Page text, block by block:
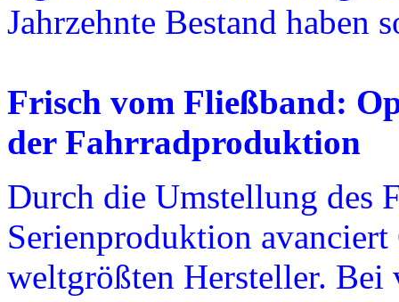
Jahrzehnte Bestand haben
Frisch vom Fließband:
der Fahrradproduktion
Durch die Umstellung des
Serienproduktion
weltgrößten Hersteller.